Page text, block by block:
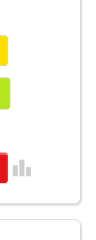
leaderboard